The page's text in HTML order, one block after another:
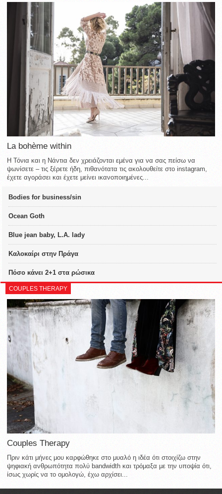
La bohème within
Η Τόνια και η Νάντια δεν χρειάζονται εμένα για να σας πείσω να
ψωνίσετε – τις ξέρετε ήδη, πιθανότατα τις ακολουθείτε στο instagram,
έχετε αγοράσει και έχετε μείνει ικανοποιημένες...
Bodies for business/sin
Ocean Goth
Blue jean baby, L.A. lady
Καλοκαίρι στην Πράγα
Πόσο κάνει 2+1 στα ρώσικα
COUPLES THERAPY
Couples Therapy
Πριν κάτι μήνες μου καρφώθηκε στο μυαλό η ιδέα ότι στοιχίζω στην
ψηφιακή ανθρωπότητα πολύ bandwidth και τρόμαξα με την υποψία ότι,
ίσως χωρίς να το ομολογώ, έχω αρχίσει...